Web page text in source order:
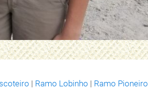
| Ramo Lobinho | Ramo Pioneiro